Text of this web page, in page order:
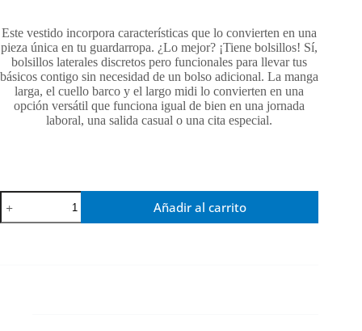
Este vestido incorpora características que lo convierten en una
pieza única en tu guardarropa. ¿Lo mejor? ¡Tiene bolsillos! Sí,
bolsillos laterales discretos pero funcionales para llevar tus
básicos contigo sin necesidad de un bolso adicional. La manga
larga, el cuello barco y el largo midi lo convierten en una
opción versátil que funciona igual de bien en una jornada
laboral, una salida casual o una cita especial.
Vestido
midi
manga
Añadir al carrito